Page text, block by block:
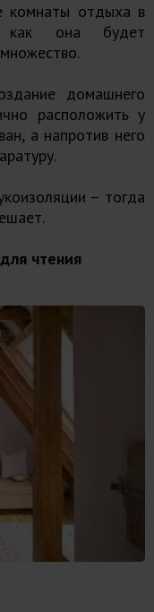
комнаты отдыха в
как она будет
домашнего
расположить у
а напротив него
– тогда
чтения